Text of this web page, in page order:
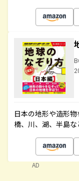
日本の地形や造形
橋、川、湖、半島
AD